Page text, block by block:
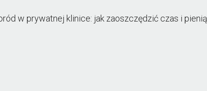
w prywatnej klinice: jak zaoszczędzić czas i